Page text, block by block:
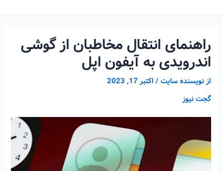
راهنمای انتقال مخاطبان از گوشی
اندرویدی به آیفون اپل
ازنویسنده سایت/ اکتبر 17, 2023
گجت نیوز